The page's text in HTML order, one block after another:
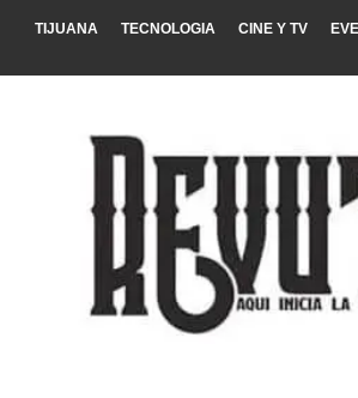
TIJUANA TECNOLOGIA CINE Y TV